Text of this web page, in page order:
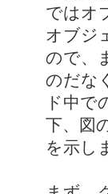
ではオ
オブジ
ので、
のだな
ド中で
下、図
を示し